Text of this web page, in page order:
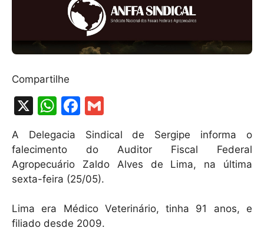
Compartilhe
X
W
at
s
A
p
p
F
a
c
e
b
o
o
m
ai
l
A Delegacia Sindical de Sergipe informa o
falecimento do Auditor Fiscal Federal
Agropecuário Zaldo Alves de Lima, na última
sexta-feira (25/05).
Lima era Médico Veterinário, tinha 91 anos, e
filiado desde 2009.